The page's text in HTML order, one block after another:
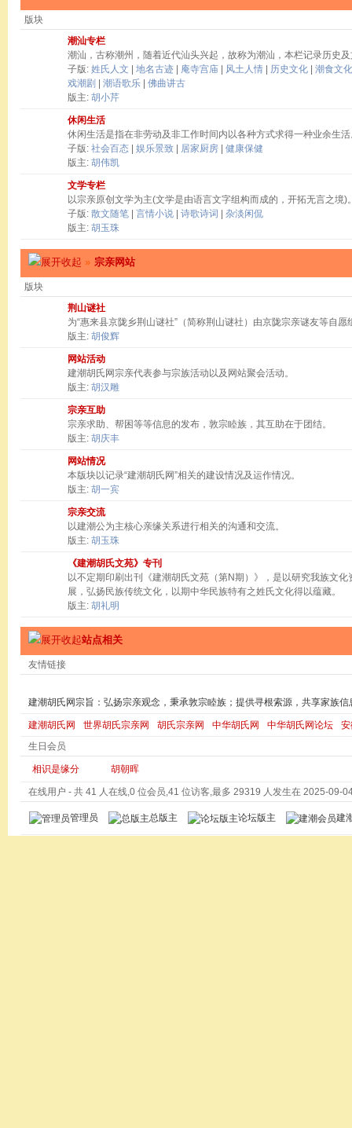
版块
潮汕专栏
潮汕，古称潮州，随着近代汕头兴起，故称为潮汕，本栏记录历史
子版: 姓氏人文 地名古迹 庵寺宫庙 风土人情 历史文化
潮食文化
戏潮剧
潮语歌乐
佛曲讲古
版主: 胡小芹
休闲生活
休闲生活是指在非劳动及非工作时间内以各种方式求得一种业余生
子版: 社会百态 娱乐景致 居家厨房
健康保健
版主: 胡伟凯
文学专栏
以宗亲原创文学为主(文学是由语言文字组构而成的，开拓无言之境)
子版: 散文随笔 言情小说 诗歌诗词
杂淡闲侃
版主: 胡玉珠
» 宗亲网站
版块
荆山谜社
为“惠来县京陇乡荆山谜社”（简称荆山谜社）由京陇宗亲谜友等自
版主: 胡俊辉
网站活动
建潮胡氏网宗亲代表参与宗族活动以及网站聚会活动。
版主: 胡汉雕
宗亲互助
宗亲求助、帮困等等信息的发布，敦宗睦族，其互助在于团结。
版主: 胡庆丰
网站情况
本版块以记录“建潮胡氏网”相关的建设情况及运作情况。
版主: 胡一宾
宗亲交流
以建潮公为主核心亲缘关系进行相关的沟通和交流。
版主: 胡玉珠
《建潮胡氏文苑》专刊
以不定期印刷出刊《建潮胡氏文苑（第N期）》，是以研究我族文
展，弘扬民族传统文化，以期中华民族特有之姓氏文化得以蕴藏。
版主: 胡礼明
站点相关
友情链接
建潮胡氏网宗旨：弘扬宗亲观念，秉承敦宗睦族；提供寻根索源，共享家族信
建潮胡氏网 世界胡氏宗亲网 胡氏宗亲网 中华胡氏网 中华胡氏网论坛
生日会员
相识是缘分 胡朝晖
在线用户 - 共 41 人在线,0 位会员,41 位访客,最多 29319 人发生在 2025-09-
管理员 总版主 论坛版主 建